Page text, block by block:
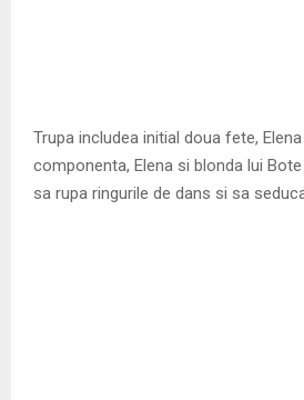
Trupa includea initial doua fete,
componenta, Elena si blonda lui
sa rupa ringurile de dans si sa